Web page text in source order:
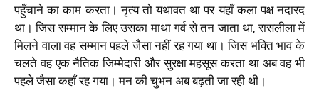
पहुँचाने का काम करता। नृत्य तो यथावत था पर यहाँ कला पक्ष नदारद
था। जिस सम्मान के लिए उसका माथा गर्व से तन जाता था, रासलीला में
मिलने वाला वह सम्मान पहले जैसा नहीं रह गया था। जिस भक्ति भाव के
चलते वह एक नैतिक जिम्मेदारी और सुरक्षा महसूस करता था अब वह भी
पहले जैसा कहाँ रह गया। मन की चुभन अब बढ़ती जा रही थी।